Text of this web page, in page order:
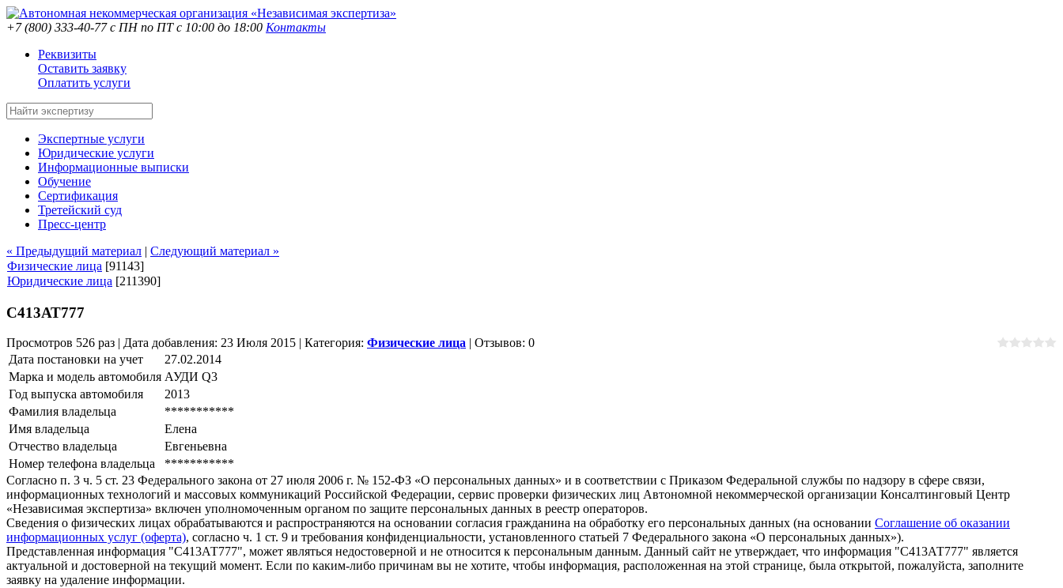
+7 (800) 333-40-77с ПН по ПТ с 10:00 до 18:00 Контакты
Реквизиты
Оставить заявку
Оплатить услуги
Экспертные услуги
Юридические услуги
Информационные выписки
Обучение
Сертификация
Третейский суд
Пресс-центр
« Предыдущий материал | Следующий материал »
Физические лица [91143]
Юридические лица [211390]
С413АТ777
Просмотров 526 раз | Дата добавления: 23 Июля 2015 | Категория: Физические лица | Отзывов: 0
Дата постановки на учет
27.02.2014
Марка и модель автомобиля АУДИ Q3
Год выпуска автомобиля
2013
Фамилия владельца
***********
Имя владельца
Елена
Отчество владельца
Евгеньевна
Номер телефона владельца
***********
Согласно п. 3 ч. 5 ст. 23 Федерального закона от 27 июля 2006 г. № 152-ФЗ «О персональных данных» и в соответствии с Приказом Федеральной службы по надзору в сфере связи,
информационных технологий и массовых коммуникаций Российской Федерации, сервис проверки физических лиц Автономной некоммерческой организации Консалтинговый Центр
«Независимая экспертиза» включен уполномоченным органом по защите персональных данных в реестр операторов.
Сведения о физических лицах обрабатываются и распространяются на основании согласия гражданина на обработку его персональных данных (на основании Соглашение об оказании
информационных услуг (оферта), согласно ч. 1 ст. 9 и требования конфиденциальности, установленного статьей 7 Федерального закона «О персональных данных»).
Представленная информация "С413АТ777", может являться недостоверной и не относится к персональным данным. Данный сайт не утверждает, что информация "С413АТ777" является
актуальной и достоверной на текущий момент. Если по каким-либо причинам вы не хотите, чтобы информация, расположенная на этой странице, была открытой, пожалуйста, заполните
заявку на удаление информации.